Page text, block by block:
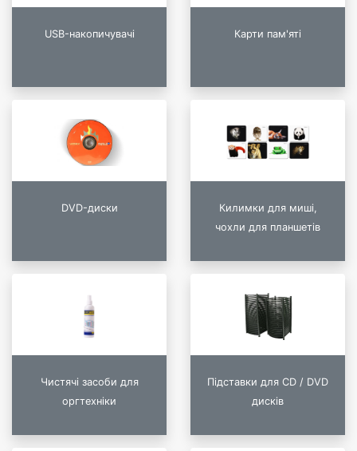
USB-накопичувачі Карти пам'яті
DVD-диски
Килимки для миші,
чохли для планшетів
Чистячі засоби для
оргтехніки
Підставки для CD / DVD
дисків